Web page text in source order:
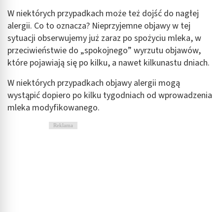
W niektórych przypadkach może też dojść do nagłej
alergii. Co to oznacza? Nieprzyjemne objawy w tej
sytuacji obserwujemy już zaraz po spożyciu mleka, w
przeciwieństwie do „spokojnego” wyrzutu objawów,
które pojawiają się po kilku, a nawet kilkunastu dniach.
W niektórych przypadkach objawy alergii mogą
wystąpić dopiero po kilku tygodniach od wprowadzenia
mleka modyfikowanego.
Reklama